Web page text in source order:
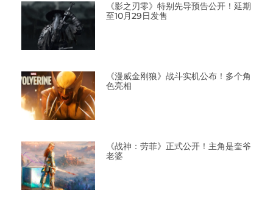
《影之刃零》特别先导预告公开！延期
至10月29日发售
《漫威金刚狼》战斗实机公布！多个角
色亮相
《战神：劳菲》正式公开！主角是奎爷
老婆